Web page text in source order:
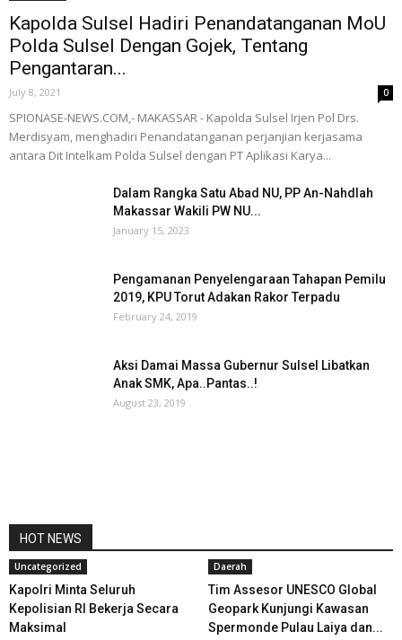
Kapolda Sulsel Hadiri Penandatanganan MoU
Polda Sulsel Dengan Gojek, Tentang
Pengantaran...
July 8, 2021 0
SPIONASE-NEWS.COM,- MAKASSAR - Kapolda Sulsel Irjen Pol Drs.
Merdisyam, menghadiri Penandatanganan perjanjian kerjasama
antara Dit Intelkam Polda Sulsel dengan PT Aplikasi Karya...
Dalam Rangka Satu Abad NU, PP An-Nahdlah
Makassar Wakili PW NU...
January 15, 2023
Pengamanan Penyelengaraan Tahapan Pemilu
2019, KPU Torut Adakan Rakor Terpadu
February 24, 2019
Aksi Damai Massa Gubernur Sulsel Libatkan
Anak SMK, Apa..Pantas..!
August 23, 2019
HOT NEWS
Uncategorized
Kapolri Minta Seluruh
Kepolisian RI Bekerja Secara
Maksimal
Daerah
Tim Assesor UNESCO Global
Geopark Kunjungi Kawasan
Spermonde Pulau Laiya dan...